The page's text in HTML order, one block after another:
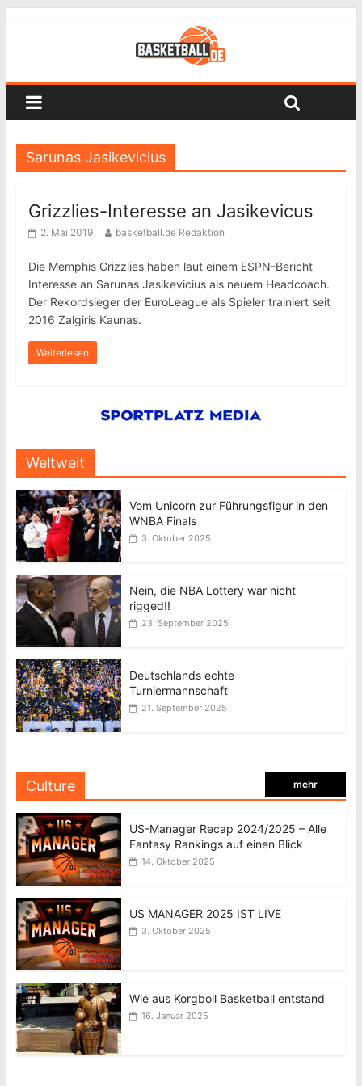
Sarunas Jasikevicius
Grizzlies-Interesse an Jasikevicus
2. Mai 2019 basketball.de Redaktion
Die Memphis Grizzlies haben laut einem ESPN-Bericht
Interesse an Sarunas Jasikevicius als neuem Headcoach.
Der Rekordsieger der EuroLeague als Spieler trainiert seit
2016 Zalgiris Kaunas.
Weiterlesen
Weltweit
Vom Unicorn zur Führungsfigur in den
WNBA Finals
3. Oktober 2025
Nein, die NBA Lottery war nicht
rigged!!
23. September 2025
Deutschlands echte
Turniermannschaft
21. September 2025
Culture mehr
US-Manager Recap 2024/2025 – Alle
Fantasy Rankings auf einen Blick
14. Oktober 2025
US MANAGER 2025 IST LIVE
3. Oktober 2025
Wie aus Korgboll Basketball entstand
16. Januar 2025